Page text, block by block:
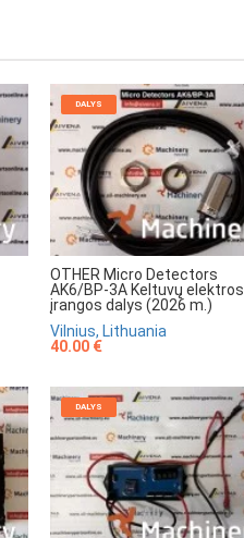
DALYS
OTHER Micro Detectors
AK6/BP-3A Keltuvų elektros
įrangos dalys (2026 m.)
Vilnius, Lithuania
40.00 €
DALYS